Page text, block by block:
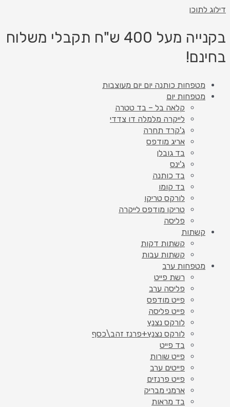
לתוכן
בקנייה מעל 400 ש"ח תקבלי משלוח
מטפחות כותנה יום יום מעוצבות
מטפחות יום
קלאה בל – בד טטרה
לייקרה מלמלה דו צדדי
ג'קרד תחרה
אריג מודפס
בד גובלן
ג'ינס
בד כותנה
בד קומו
לורקס טריקו
טריקו מודפס לייקרה
פליסה
קשתות
קשתות דקות
קשתות עבות
מטפחות ערב
רשת פייט
פליסה ערב
פייט מודפס
פייט פליסה
לורקס נצנץ
לורקס נצנץ+פרנז זהב\כסף
בד פייט
פייט שורות
פייטים ערב
פייט פרנזים
ארמני מבריק
בד מראות